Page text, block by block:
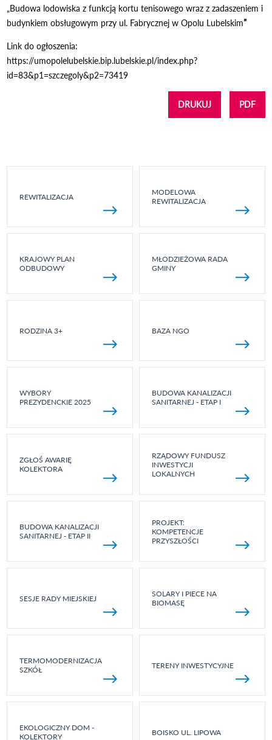
„Budowa lodowiska z funkcją kortu tenisowego wraz z zadaszeniem i
budynkiem obsługowym przy ul. Fabrycznej w Opolu Lubelskim”
Link do ogłoszenia:
https://umopolelubelskie.bip.lubelskie.pl/index.php?
id=83&p1=szczegoly&p2=73419
DRUKUJ PDF
REWITALIZACJA
MODELOWA
REWITALIZACJA
KRAJOWY PLAN
ODBUDOWY
MŁODZIEŻOWA RADA
GMINY
RODZINA 3+ BAZA NGO
WYBORY
PREZYDENCKIE 2025
BUDOWA KANALIZACJI
SANITARNEJ - ETAP I
ZGŁOŚ AWARIĘ
KOLEKTORA
RZĄDOWY FUNDUSZ
INWESTYCJI
LOKALNYCH
BUDOWA KANALIZACJI
SANITARNEJ - ETAP II
PROJEKT:
KOMPETENCJE
PRZYSZŁOŚCI
SESJE RADY MIEJSKIEJ
SOLARY I PIECE NA
BIOMASĘ
TERMOMODERNIZACJA
SZKÓŁ
TERENY INWESTYCYJNE
EKOLOGICZNY DOM -
KOLEKTORY
BOISKO UL. LIPOWA